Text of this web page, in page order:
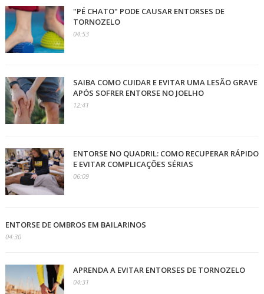
"PÉ CHATO" PODE CAUSAR ENTORSES DE
TORNOZELO
04:53
SAIBA COMO CUIDAR E EVITAR UMA LESÃO GRAVE
APÓS SOFRER ENTORSE NO JOELHO
12:41
ENTORSE NO QUADRIL: COMO RECUPERAR RÁPIDO
E EVITAR COMPLICAÇÕES SÉRIAS
06:09
ENTORSE DE OMBROS EM BAILARINOS
04:30
APRENDA A EVITAR ENTORSES DE TORNOZELO
04:31